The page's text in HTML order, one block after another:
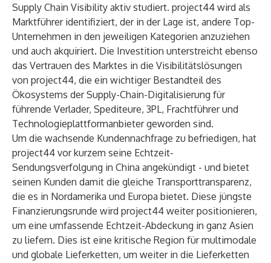
Supply Chain Visibility aktiv studiert. project44 wird als
Marktführer identifiziert, der in der Lage ist, andere Top-
Unternehmen in den jeweiligen Kategorien anzuziehen
und auch akquiriert. Die Investition unterstreicht ebenso
das Vertrauen des Marktes in die Visibilitätslösungen
von project44, die ein wichtiger Bestandteil des
Ökosystems der Supply-Chain-Digitalisierung für
führende Verlader, Spediteure, 3PL, Frachtführer und
Technologieplattformanbieter geworden sind.
Um die wachsende Kundennachfrage zu befriedigen, hat
project44 vor kurzem seine Echtzeit-
Sendungsverfolgung in China angekündigt - und bietet
seinen Kunden damit die gleiche Transporttransparenz,
die es in Nordamerika und Europa bietet. Diese jüngste
Finanzierungsrunde wird project44 weiter positionieren,
um eine umfassende Echtzeit-Abdeckung in ganz Asien
zu liefern. Dies ist eine kritische Region für multimodale
und globale Lieferketten, um weiter in die Lieferketten